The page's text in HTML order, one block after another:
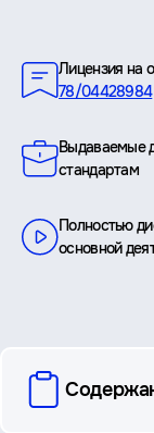
Лицензия на
78/04428984
Выдаваемые
стандартам
Полностью
основной
вопросы